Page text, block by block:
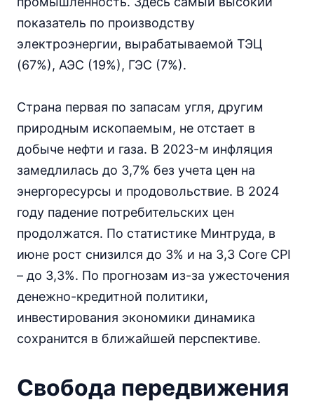
показатель по производству
электроэнергии, вырабатываемой ТЭЦ
(67%), АЭС (19%), ГЭС (7%).
Страна первая по запасам угля, другим
природным ископаемым, не отстает в
добыче нефти и газа. В 2023-м инфляция
замедлилась до 3,7% без учета цен на
энергоресурсы и продовольствие. В 2024
году падение потребительских цен
продолжатся. По статистике Минтруда, в
июне рост снизился до 3% и на 3,3 Core CPI
– до 3,3%. По прогнозам из-за ужесточения
денежно-кредитной политики,
инвестирования экономики динамика
сохранится в ближайшей перспективе.
Свобода передвижения